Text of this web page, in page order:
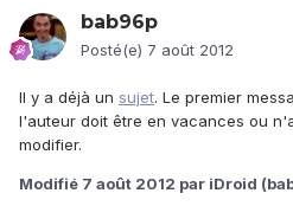
bab96p
Posté(e) 7 août 2012
Il y a déjà un sujet. Le premier
l'auteur doit être en vacances ou
modifier.
Modifié 7 août 2012 par iDroid